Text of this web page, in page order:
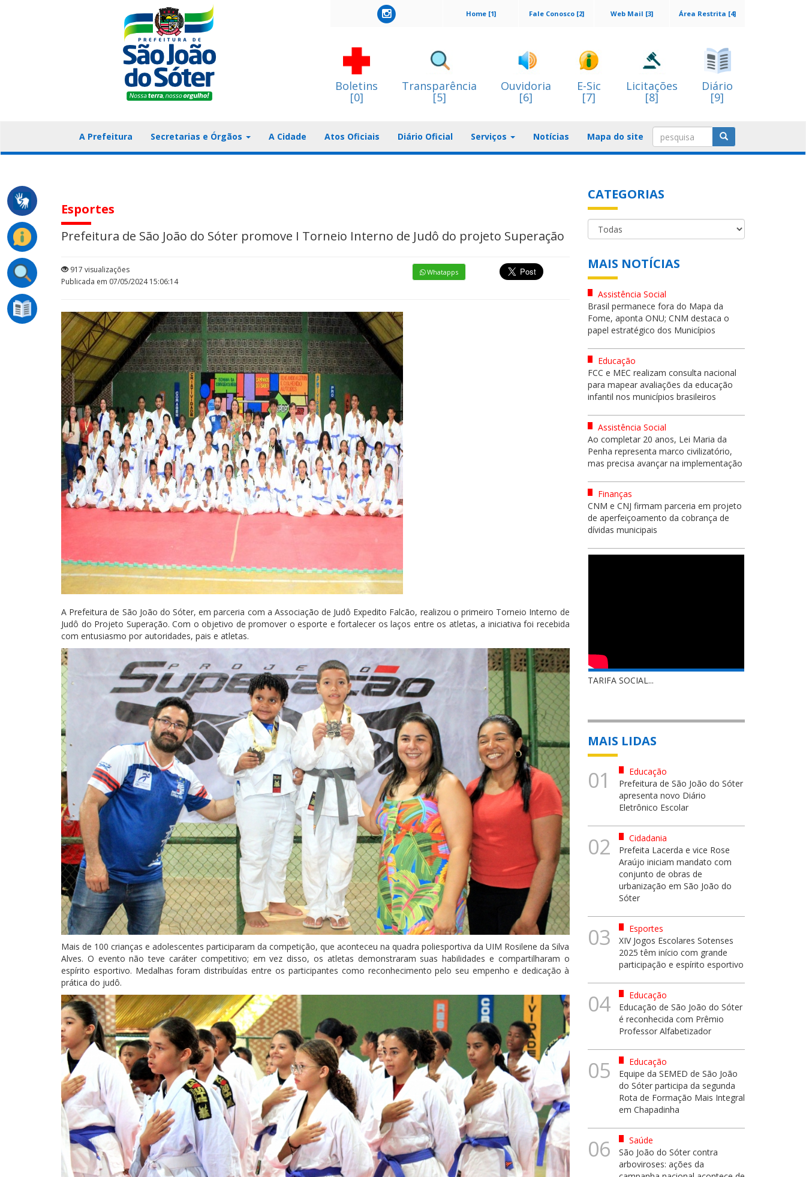
Área Restrita [4]
Web Mail [3]
Fale Conosco [2]
Home [1]
Boletins
[0]
Transparência
[5]
Ouvidoria
[6]
E-Sic
[7]
Licitações
[8]
Diário
[9]
A Prefeitura Secretarias e Órgãos A Cidade Atos Oficiais Diário Oficial Serviços Notícias Mapa do site
Esportes
Prefeitura de São João do Sóter promove I Torneio Interno de Judô do projeto Superação
917 visualizações
Publicada em 07/05/2024 15:06:14
Whatapps
A Prefeitura de São João do Sóter, em parceria com a Associação de Judô Expedito Falcão, realizou o primeiro Torneio Interno de
Judô do Projeto Superação. Com o objetivo de promover o esporte e fortalecer os laços entre os atletas, a iniciativa foi recebida
com entusiasmo por autoridades, pais e atletas.
Mais de 100 crianças e adolescentes participaram da competição, que aconteceu na quadra poliesportiva da UIM Rosilene da Silva
Alves. O evento não teve caráter competitivo; em vez disso, os atletas demonstraram suas habilidades e compartilharam o
espírito esportivo. Medalhas foram distribuídas entre os participantes como reconhecimento pelo seu empenho e dedicação à
prática do judô.
CATEGORIAS
MAIS NOTÍCIAS
Assistência Social
Brasil permanece fora do Mapa da
Fome, aponta ONU; CNM destaca o
papel estratégico dos Municípios
Educação
FCC e MEC realizam consulta nacional
para mapear avaliações da educação
infantil nos municípios brasileiros
Assistência Social
Ao completar 20 anos, Lei Maria da
Penha representa marco civilizatório,
mas precisa avançar na implementação
Finanças
CNM e CNJ firmam parceria em projeto
de aperfeiçoamento da cobrança de
dívidas municipais
TARIFA SOCIAL...
MAIS LIDAS
01
Educação
Prefeitura de São João do Sóter
apresenta novo Diário
Eletrônico Escolar
02
Cidadania
Prefeita Lacerda e vice Rose
Araújo iniciam mandato com
conjunto de obras de
urbanização em São João do
Sóter
03
Esportes
XIV Jogos Escolares Sotenses
2025 têm início com grande
participação e espírito esportivo
04
Educação
Educação de São João do Sóter
é reconhecida com Prêmio
Professor Alfabetizador
05
Educação
Equipe da SEMED de São João
do Sóter participa da segunda
Rota de Formação Mais Integral
em Chapadinha
06
Saúde
São João do Sóter contra
arboviroses: ações da